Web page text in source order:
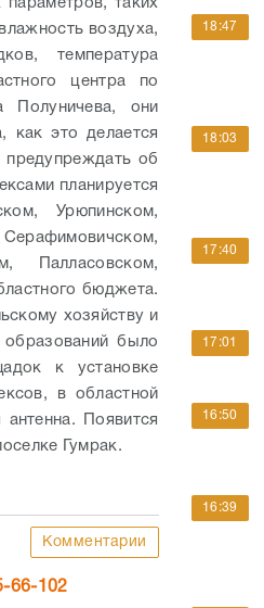
параметров, таких
воздуха,
температура
центра по
Полуничева, они
как это делается
предупреждать об
планируется
Урюпинском,
Палласовском,
бюджета.
хозяйству и
образований было
к установке
в областной
Появится
Гумрак.
Комментарии
66-102
18:47
18:03
17:40
17:01
16:50
16:39